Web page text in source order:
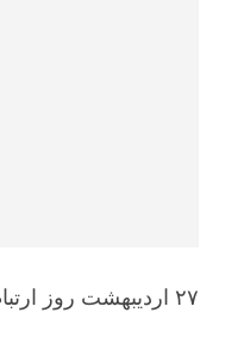
۲۷ اردیبهشت روز ارتباطات و روابط عمومی گرامی باد